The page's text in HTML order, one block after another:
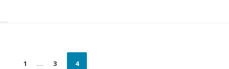
Paginación
1 … 3 4